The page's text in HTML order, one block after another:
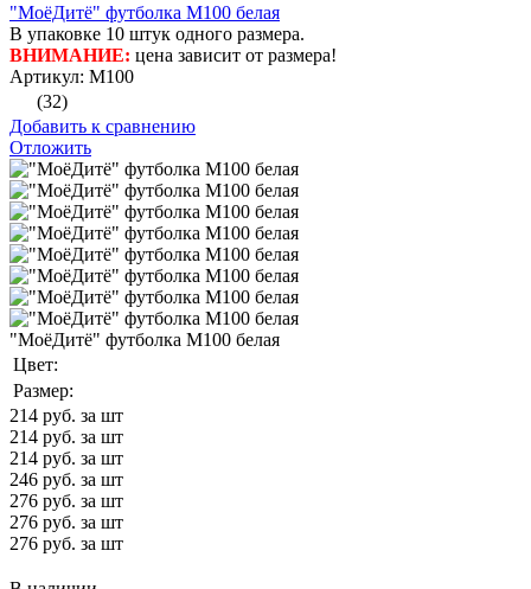
"МоёДитё" футболка М100 белая
В упаковке 10 штук одного размера.
ВНИМАНИЕ: цена зависит от размера!
Артикул: М100
(32)
Добавить к сравнению
Отложить
"МоёДитё" футболка М100 белая
Цвет:
Размер:
214 руб. за шт
214 руб. за шт
214 руб. за шт
246 руб. за шт
276 руб. за шт
276 руб. за шт
276 руб. за шт